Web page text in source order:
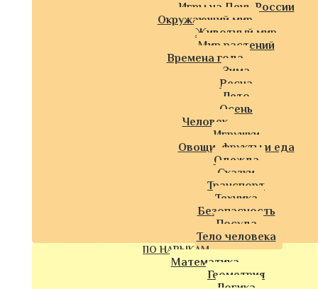
Игры на День России
Окружающий мир
Животный мир
Мир растений
Времена года
Зима
Весна
Лето
Осень
Человек
Игрушки
Овощи, фрукты и еда
Одежда
Сказки
Транспорт
Техника
Безопасность
Посуда
Тело человека
ПО НАВЫКАМ
Математика
Геометрия